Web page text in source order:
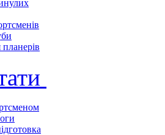
планерів